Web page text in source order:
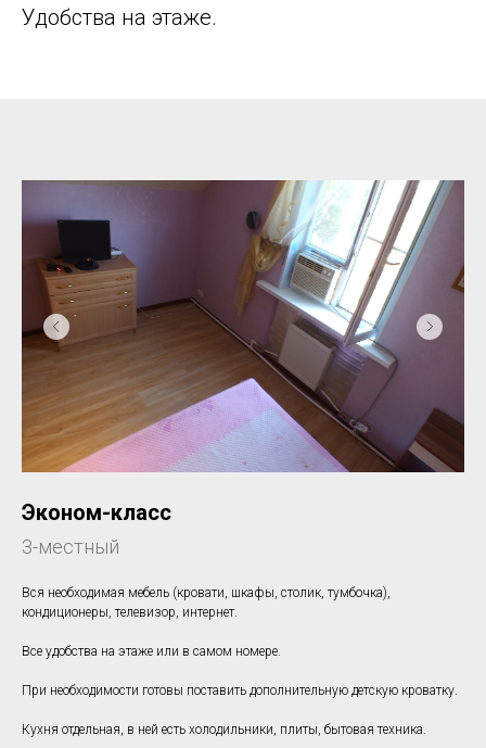
Удобства на этаже.
Эконом-класс
3-местный
Вся необходимая мебель (кровати, шкафы, столик, тумбочка),
кондиционеры, телевизор, интернет.
Все удобства на этаже или в самом номере.
При необходимости готовы поставить дополнительную детскую кроватку.
Кухня отдельная, в ней есть холодильники, плиты, бытовая техника.